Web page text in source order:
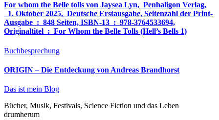
For whom the Belle tolls von Jaysea Lyn, ‎ Penhaligon Verlag,
‎ 1. Oktober 2025, ‎ Deutsche Erstausgabe, Seitenzahl der Print-
Ausgabe ‏ : ‎ 848 Seiten, ISBN-13 ‏ : ‎ 978-3764533694,
Originaltitel ‏ : ‎ For Whom the Belle Tolls (Hell’s Bells 1)
Buchbesprechung
ORIGIN – Die Entdeckung von Andreas Brandhorst
Das ist mein Blog
Bücher, Musik, Festivals, Science Fiction und das Leben
drumherum